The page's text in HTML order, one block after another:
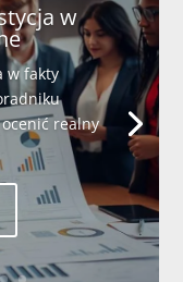
w
w fakty
realny